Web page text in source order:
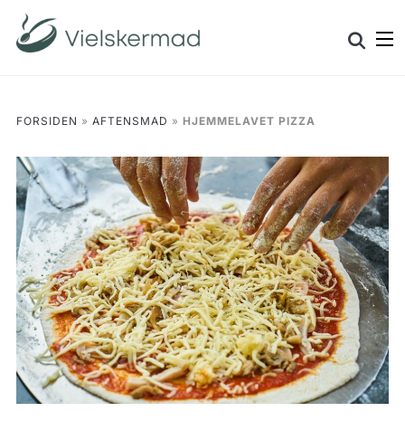
Skip
content
Search
for:
FORSIDEN » AFTENSMAD » HJEMMELAVET PIZZA